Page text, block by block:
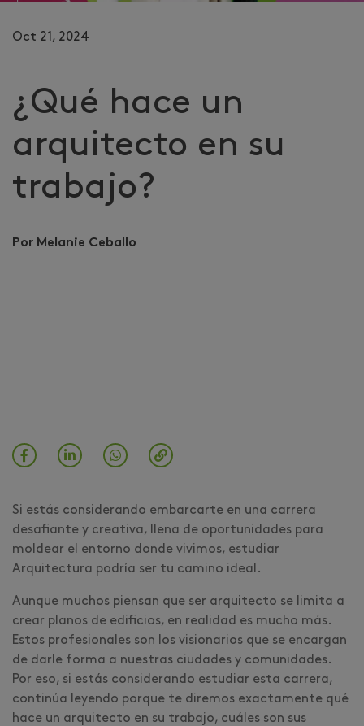
Oct 21, 2024
¿Qué hace un
arquitecto en su
trabajo?
Por Melanie Ceballo
Si estás considerando embarcarte en una carrera
desafiante y creativa, llena de oportunidades para
moldear el entorno donde vivimos, estudiar
Arquitectura podría ser tu camino ideal.
Aunque muchos piensan que ser arquitecto se limita a
crear planos de edificios, en realidad es mucho más.
Estos profesionales son los visionarios que se encargan
de darle forma a nuestras ciudades y comunidades.
Por eso, si estás considerando estudiar esta carrera,
continúa leyendo porque te diremos exactamente qué
hace un arquitecto en su trabajo, cuáles son sus